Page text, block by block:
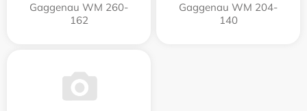
Gaggenau WM 260-
162
Gaggenau WM 204-
140